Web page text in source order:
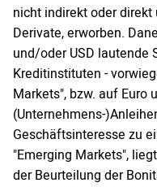
nicht indirekt oder
Derivate, erworben.
und/oder USD lautende
Kreditinstituten -
Markets", bzw. auf Euro
(Unternehmens-
Geschäftsinteresse zu
"Emerging Markets",
der Beurteilung der